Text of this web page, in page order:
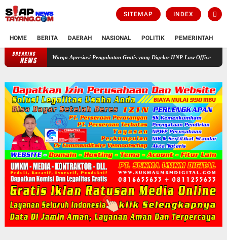
SITEMAP INDEX
HOME BERITA DAERAH NASIONAL POLITIK PEMERINTAH
BREAKING
NEWS
Warga Apresiasi Pengobatan Gratis yang Digelar HNP Law Office Yang bekerja sama